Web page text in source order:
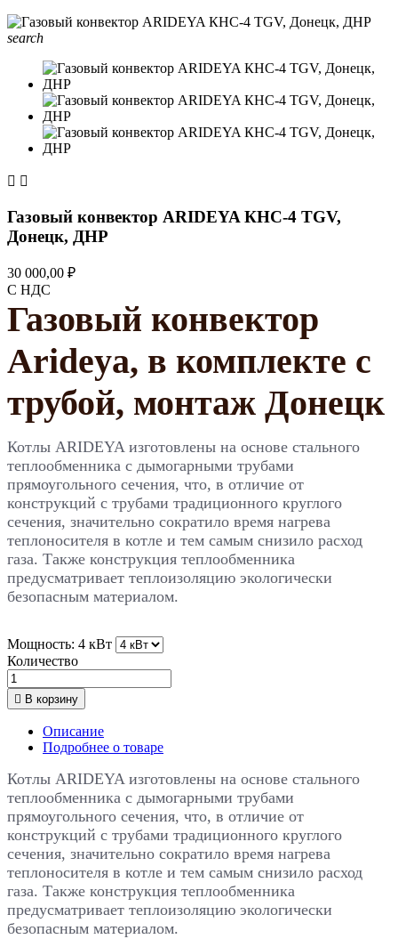
search
 
Газовый конвектор ARIDEYA КНС-4 TGV,
Донецк, ДНР
30 000,00 ₽
С НДС
Газовый конвектор
Arideya, в комплекте с
трубой, монтаж Донецк
Котлы ARIDEYA изготовлены на основе стального
теплообменника с дымогарными трубами
прямоугольного сечения, что, в отличие от
конструкций с трубами традиционного круглого
сечения, значительно сократило время нагрева
теплоносителя в котле и тем самым снизило расход
газа. Также конструкция теплообменника
предусматривает теплоизоляцию экологически
безопасным материалом.
Мощность: 4 кВт
Количество
 В корзину
Описание
Подробнее о товаре
Котлы ARIDEYA изготовлены на основе стального
теплообменника с дымогарными трубами
прямоугольного сечения, что, в отличие от
конструкций с трубами традиционного круглого
сечения, значительно сократило время нагрева
теплоносителя в котле и тем самым снизило расход
газа. Также конструкция теплообменника
предусматривает теплоизоляцию экологически
безопасным материалом.